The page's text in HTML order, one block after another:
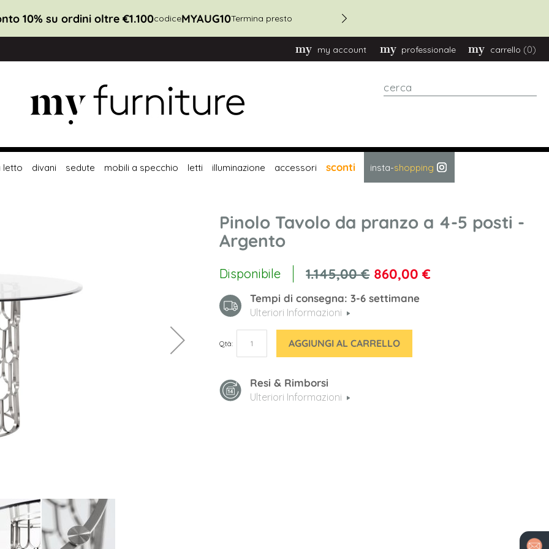
10% su ordini oltre €1.100codiceMYAUG10Termina presto
my account professionale carrello (0)
cerca
letto divani sedute mobili a specchio letti illuminazione accessori sconti insta-shopping
Pinolo Tavolo da pranzo a 4-5 posti -
Argento
Disponibile 860,00 €
1.145,00 €
Tempi di consegna: 3-6 settimane
Ulteriori Informazioni
Qtà AGGIUNGI AL CARRELLO
Resi & Rimborsi
Ulteriori Informazioni